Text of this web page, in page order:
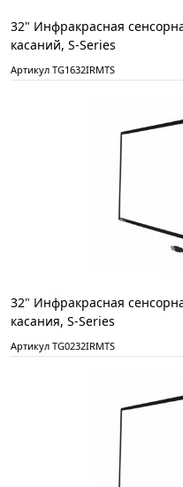
32" Инфракрасная
касаний, S-Series
Артикул TG1632IRMTS
32" Инфракрасная
касания, S-Series
Артикул TG0232IRMTS